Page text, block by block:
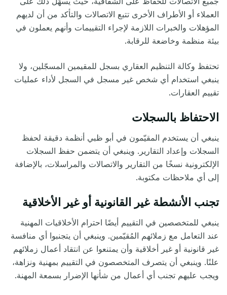
العملاء أو الأطراف الأخرى تتبع الاتصالات والتأكد من أن لديهم
المؤهلات والخبرات اللازمة لإجراء التقييمات وأنهم يعملون في
بيئة منظمة وخاضعة للرقابة.
تحتفظ وكالة التنظيم العقاري بسجل للمقيمين المسجّلين، ولا
ينبغي استخدام أي شخص غير مسجل في السجل لأداء عمليات
تقييم العقارات.
الاحتفاظ بالسجلات
ينبغي أن يستخدم المقيّمون في أبو ظبي أنظمة دقيقة لحفظ
السجلات وإعداد التقارير. وينبغي أن يتضمن حفظ السجلات
الإلكترونية نسخًا من التقارير والاتصالات والمراسلات، بالإضافة
إلى أي ملاحظات مكتوبة.
تجنب الأنشطة غير القانونية أو غير الأخلاقية
ينبغي للمتخصصين في التقييم أيضًا احترام الأخلاقيات المهنية
عند التعامل مع زملائهم المُقيّمين. وينبغي أن يتجنبوا أي منافسة
غير قانونية أو غير أخلاقية وأن يمتنعوا عن انتقاد أعمال زملائهم
علنًا. وينبغي أن يتصرف المتخصصون في التقييم بمهنية ونزاهة،
ويجب عليهم تجنب أي أعمال من شأنها الإضرار بسمعة المهنة.